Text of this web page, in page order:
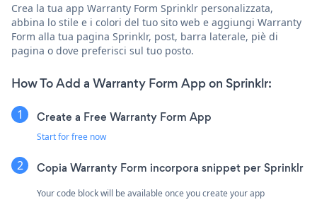
Crea la tua app Warranty Form Sprinklr personalizzata,
abbina lo stile e i colori del tuo sito web e aggiungi Warranty
Form alla tua pagina Sprinklr, post, barra laterale, piè di
pagina o dove preferisci sul tuo posto.
How To Add a Warranty Form App on Sprinklr:
Create a Free Warranty Form App
Start for free now
Copia Warranty Form incorpora snippet per Sprinklr
Your code block will be available once you create your app